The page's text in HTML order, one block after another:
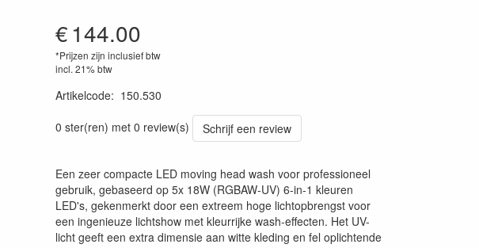
€144.00
*Prijzen zijn inclusief btw
incl. 21% btw
Artikelcode: 150.530
0 ster(ren) met 0 review(s)
Schrijf een review
Een zeer compacte LED moving head wash voor professioneel
gebruik, gebaseerd op 5x 18W (RGBAW-UV) 6-in-1 kleuren
LED's, gekenmerkt door een extreem hoge lichtopbrengst voor
een ingenieuze lichtshow met kleurrijke wash-effecten. Het UV-
licht geeft een extra dimensie aan witte kleding en fel oplichtende